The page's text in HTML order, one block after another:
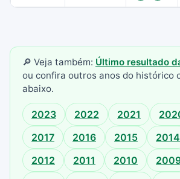
🔎 Veja também: Último resultado
ou confira outros anos do histórico
abaixo.
2023 2022 2021
2017
2016 2015 2014
2012
2011 2010